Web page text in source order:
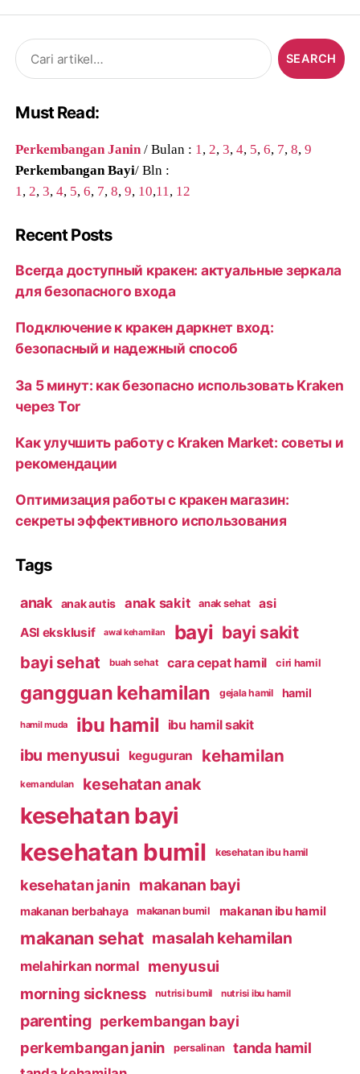
Search
for:
Must Read:
Perkembangan Janin / Bulan : 1 , 2,3,4, 5,6, 7,8,9
Perkembangan Bayi/ Bln :
1 , 2,3,4, 5,6, 7,8,9, 10,11 , 12
Recent Posts
Всегда доступный кракен: актуальные зеркала
для безопасного входа
Подключение к кракен даркнет вход:
безопасный и надежный способ
За 5 минут: как безопасно использовать Kraken
через Tor
Как улучшить работу с Kraken Market: советы и
рекомендации
Оптимизация работы с кракен магазин:
секреты эффективного использования
Tags
anak anak autis anak sakit anak sehat
asi
ASI eksklusif
awal kehamilan bayi bayi sakit
bayi sehat buah sehat cara cepat hamil ciri hamil
gangguan kehamilan gejala hamil hamil
hamil muda ibu hamil ibu hamil sakit
ibu menyusui keguguran kehamilan
kemandulan kesehatan anak
kesehatan bayi
kesehatan bumil kesehatan ibu hamil
kesehatan janin makanan bayi
makanan berbahaya makanan bumil makanan ibu hamil
makanan sehat masalah kehamilan
melahirkan normal menyusui
morning sickness nutrisi bumil nutrisi ibu hamil
parenting perkembangan bayi
perkembangan janin
persalinan tanda hamil